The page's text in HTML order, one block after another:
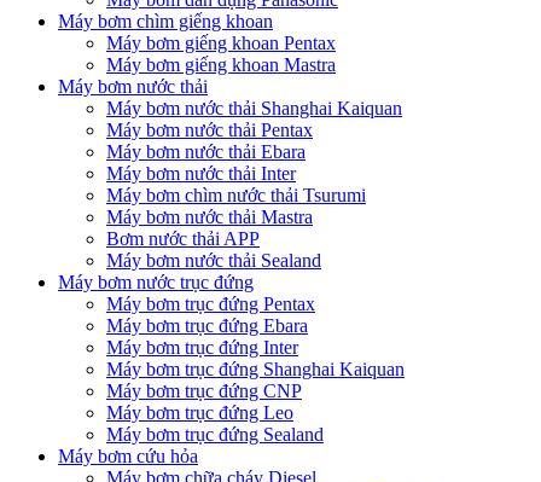
Máy bơm chìm giếng khoan
Máy bơm giếng khoan Pentax
Máy bơm giếng khoan Mastra
Máy bơm nước thải
Máy bơm nước thải Shanghai Kaiquan
Máy bơm nước thải Pentax
Máy bơm nước thải Ebara
Máy bơm nước thải Inter
Máy bơm chìm nước thải Tsurumi
Máy bơm nước thải Mastra
Bơm nước thải APP
Máy bơm nước thải Sealand
Máy bơm nước trục đứng
Máy bơm trục đứng Pentax
Máy bơm trục đứng Ebara
Máy bơm trục đứng Inter
Máy bơm trục đứng Shanghai Kaiquan
Máy bơm trục đứng CNP
Máy bơm trục đứng Leo
Máy bơm trục đứng Sealand
Máy bơm cứu hỏa
Máy bơm chữa cháy Diesel